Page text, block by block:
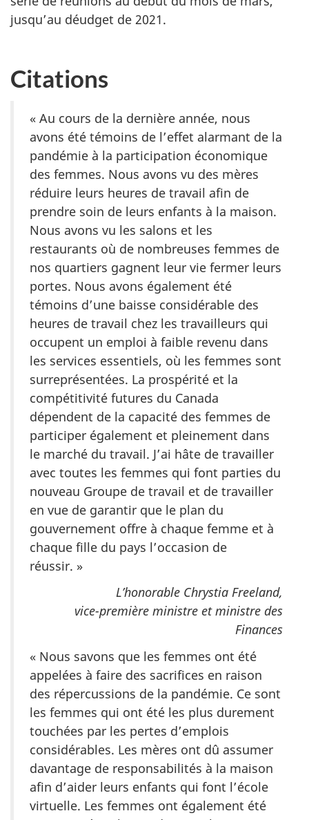
jusqu’au déudget de 2021.
Citations
« Au cours de la dernière année, nous
avons été témoins de l’effet alarmant de la
pandémie à la participation économique
des femmes. Nous avons vu des mères
réduire leurs heures de travail afin de
prendre soin de leurs enfants à la maison.
Nous avons vu les salons et les
restaurants où de nombreuses femmes de
nos quartiers gagnent leur vie fermer leurs
portes. Nous avons également été
témoins d’une baisse considérable des
heures de travail chez les travailleurs qui
occupent un emploi à faible revenu dans
les services essentiels, où les femmes sont
surreprésentées. La prospérité et la
compétitivité futures du Canada
dépendent de la capacité des femmes de
participer également et pleinement dans
le marché du travail. J’ai hâte de travailler
avec toutes les femmes qui font parties du
nouveau Groupe de travail et de travailler
en vue de garantir que le plan du
gouvernement offre à chaque femme et à
chaque fille du pays l’occasion de
réussir. »
L’honorable Chrystia Freeland,
vice-première ministre et ministre des
Finances
« Nous savons que les femmes ont été
appelées à faire des sacrifices en raison
des répercussions de la pandémie. Ce sont
les femmes qui ont été les plus durement
touchées par les pertes d’emplois
considérables. Les mères ont dû assumer
davantage de responsabilités à la maison
afin d’aider leurs enfants qui font l’école
virtuelle. Les femmes ont également été